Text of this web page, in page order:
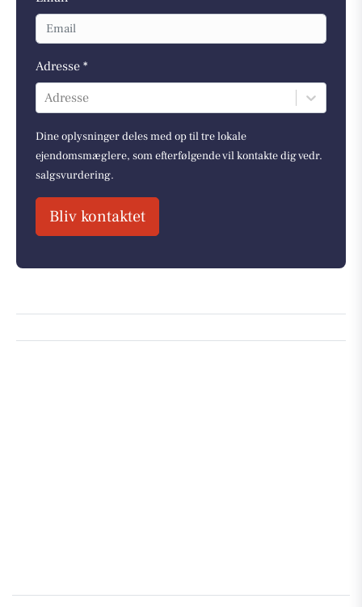
Adresse *
Adresse
Dine oplysninger deles med op til tre lokale
ejendomsmæglere, som efterfølgende vil kontakte dig vedr.
salgsvurdering.
Bliv kontaktet